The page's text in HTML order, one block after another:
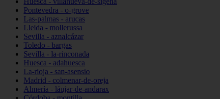
Pontevedra - o-grove
Las-palmas - arucas
Lleida - mollerussa
Sevilla - aznalcázar
Toledo - bargas
Sevilla - la-rinconada
Huesca - adahuesca
La-rioja - san-asensio
Madrid - colmenar-de-oreja
Almería - láujar-de-andarax